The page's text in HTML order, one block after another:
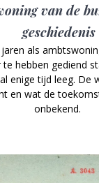
van de
geschiedenis
als
hebben gediend
enige tijd leeg. De
en wat de
onbekend.